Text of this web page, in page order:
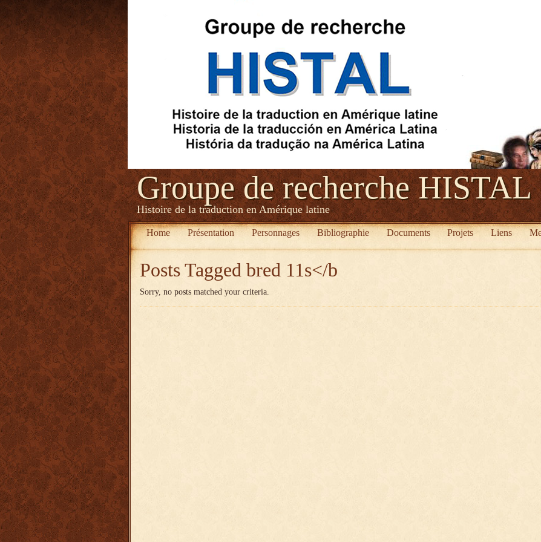
Groupe de recherche HISTAL
Histoire de la traduction en Amérique latine
Home Présentation Personnages Bibliographie Documents Projets Liens
Posts Tagged bred 11s</b
Sorry, no posts matched your criteria.